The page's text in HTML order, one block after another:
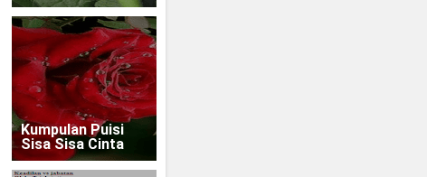
Kumpulan Puisi
Sisa Sisa Cinta